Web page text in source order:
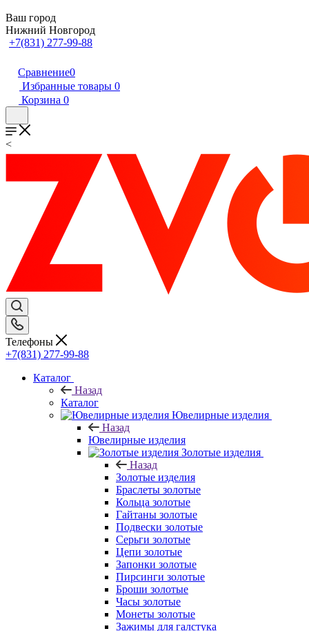
Ваш город
Нижний Новгород
+7(831) 277-99-88
Сравнение0
Избранные товары 0
Корзина 0
<
Телефоны
+7(831) 277-99-88
Каталог
Назад
Каталог
Ювелирные изделия
Назад
Ювелирные изделия
Золотые изделия
Назад
Золотые изделия
Браслеты золотые
Кольца золотые
Гайтаны золотые
Подвески золотые
Серьги золотые
Цепи золотые
Запонки золотые
Пирсинги золотые
Броши золотые
Часы золотые
Монеты золотые
Зажимы для галстука